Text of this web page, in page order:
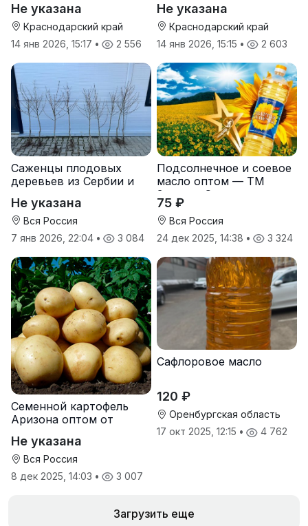
Не указана
Краснодарский край
14 янв 2026, 15:17 • 2 556
Не указана
Краснодарский край
14 янв 2026, 15:15 • 2 603
Саженцы плодовых
деревьев из Сербии и
Не указана
Вся Россия
7 янв 2026, 22:04 • 3 084
Подсолнечное и соевое
масло оптом — ТМ
Золотая Семечка
75 ₽
Вся Россия
24 дек 2025, 14:38 • 3 324
Семенной картофель
Аризона оптом от
Не указана
Вся Россия
8 дек 2025, 14:03 • 3 007
Сафлоровое масло
120 ₽
Оренбургская область
17 окт 2025, 12:15 • 4 762
Загрузить еще